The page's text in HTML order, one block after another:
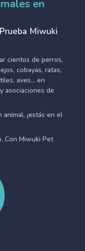
en
Miwuki
cientos de perros,
cobayas, ratas,
aves... en
asociaciones de
¡estás en el
Con Miwuki Pet